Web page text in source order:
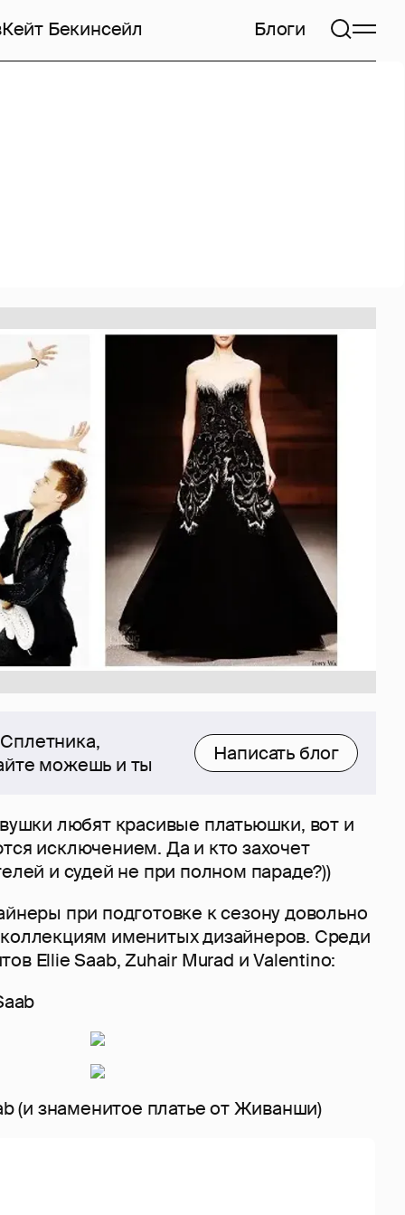
Кейт Бекинсейл Блоги
можешь и ты
Написать блог
любят красивые платьюшки, вот и
исключением. Да и кто захочет
и судей не при полном параде?))
при подготовке к сезону довольно
именитых дизайнеров. Среди
Ellie Saab, Zuhair Murad и Valentino:
(и знаменитое платье от Живанши)